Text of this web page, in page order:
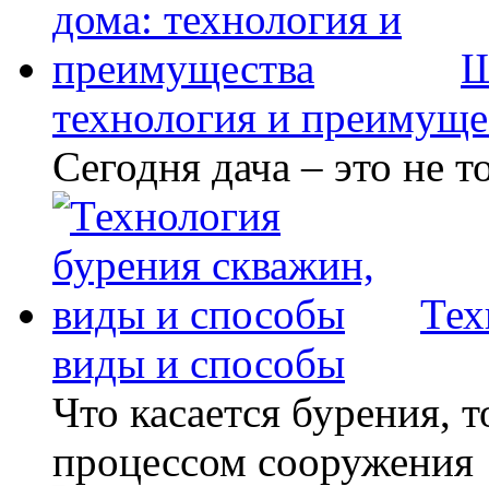
технология и
Сегодня дача – это не
виды и способы
Что касается бурения,
процессом